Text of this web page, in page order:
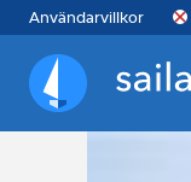
Användarvillkor
Sailarena